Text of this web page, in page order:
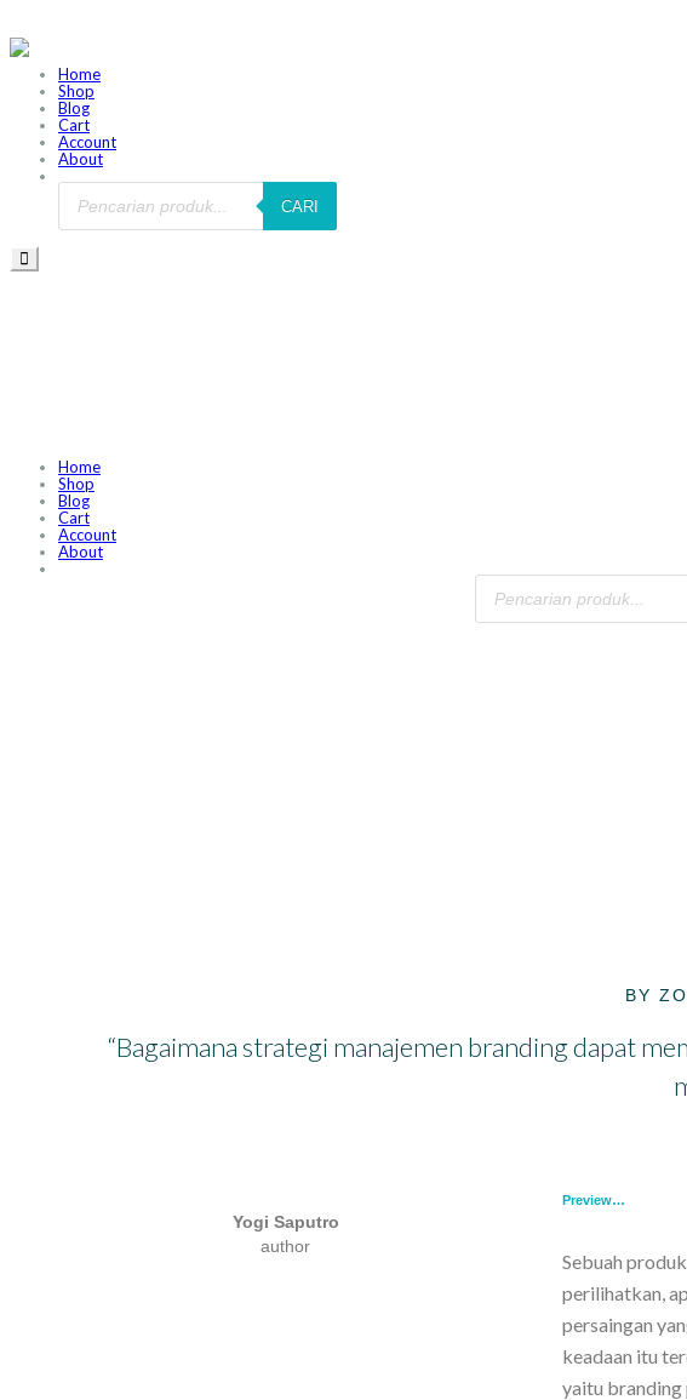
Home
Shop
Blog
Cart
Account
About
CARI
Home
Shop
Blog
Cart
Account
About
BY
“Bagaimana strategi manajemen branding dapat
Yogi Saputro
author
Preview…
Sebuah
perilihatkan,
persaingan
keadaan itu
yaitu branding